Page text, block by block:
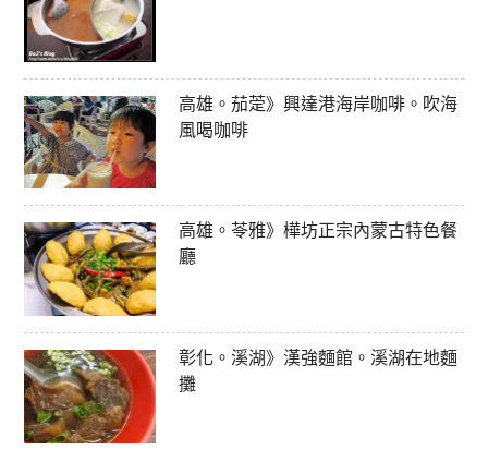
高雄。茄萣》興達港海岸咖啡。吹海
風喝咖啡
高雄。苓雅》樺坊正宗內蒙古特色餐
廳
彰化。溪湖》漢強麵館。溪湖在地麵
攤